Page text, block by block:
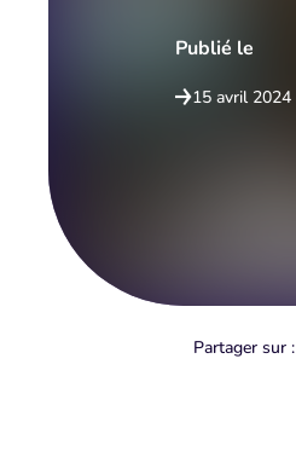
Publié le
15 avril 2024
Partager sur :